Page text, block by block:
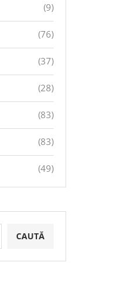
(9)
(76)
(37)
(28)
(83)
(83)
(49)
CAUTĂ